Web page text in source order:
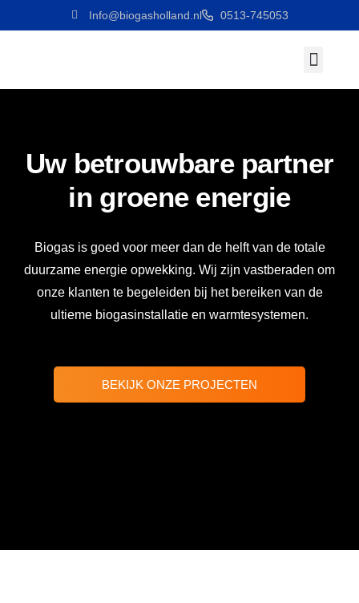
Info@biogasholland.nl 0513-745053
Uw betrouwbare partner
in groene energie
Biogas is goed voor meer dan de helft van de totale
duurzame energie opwekking. Wij zijn vastberaden om
onze klanten te begeleiden bij het bereiken van de
ultieme biogasinstallatie en warmtesystemen.
BEKIJK ONZE PROJECTEN